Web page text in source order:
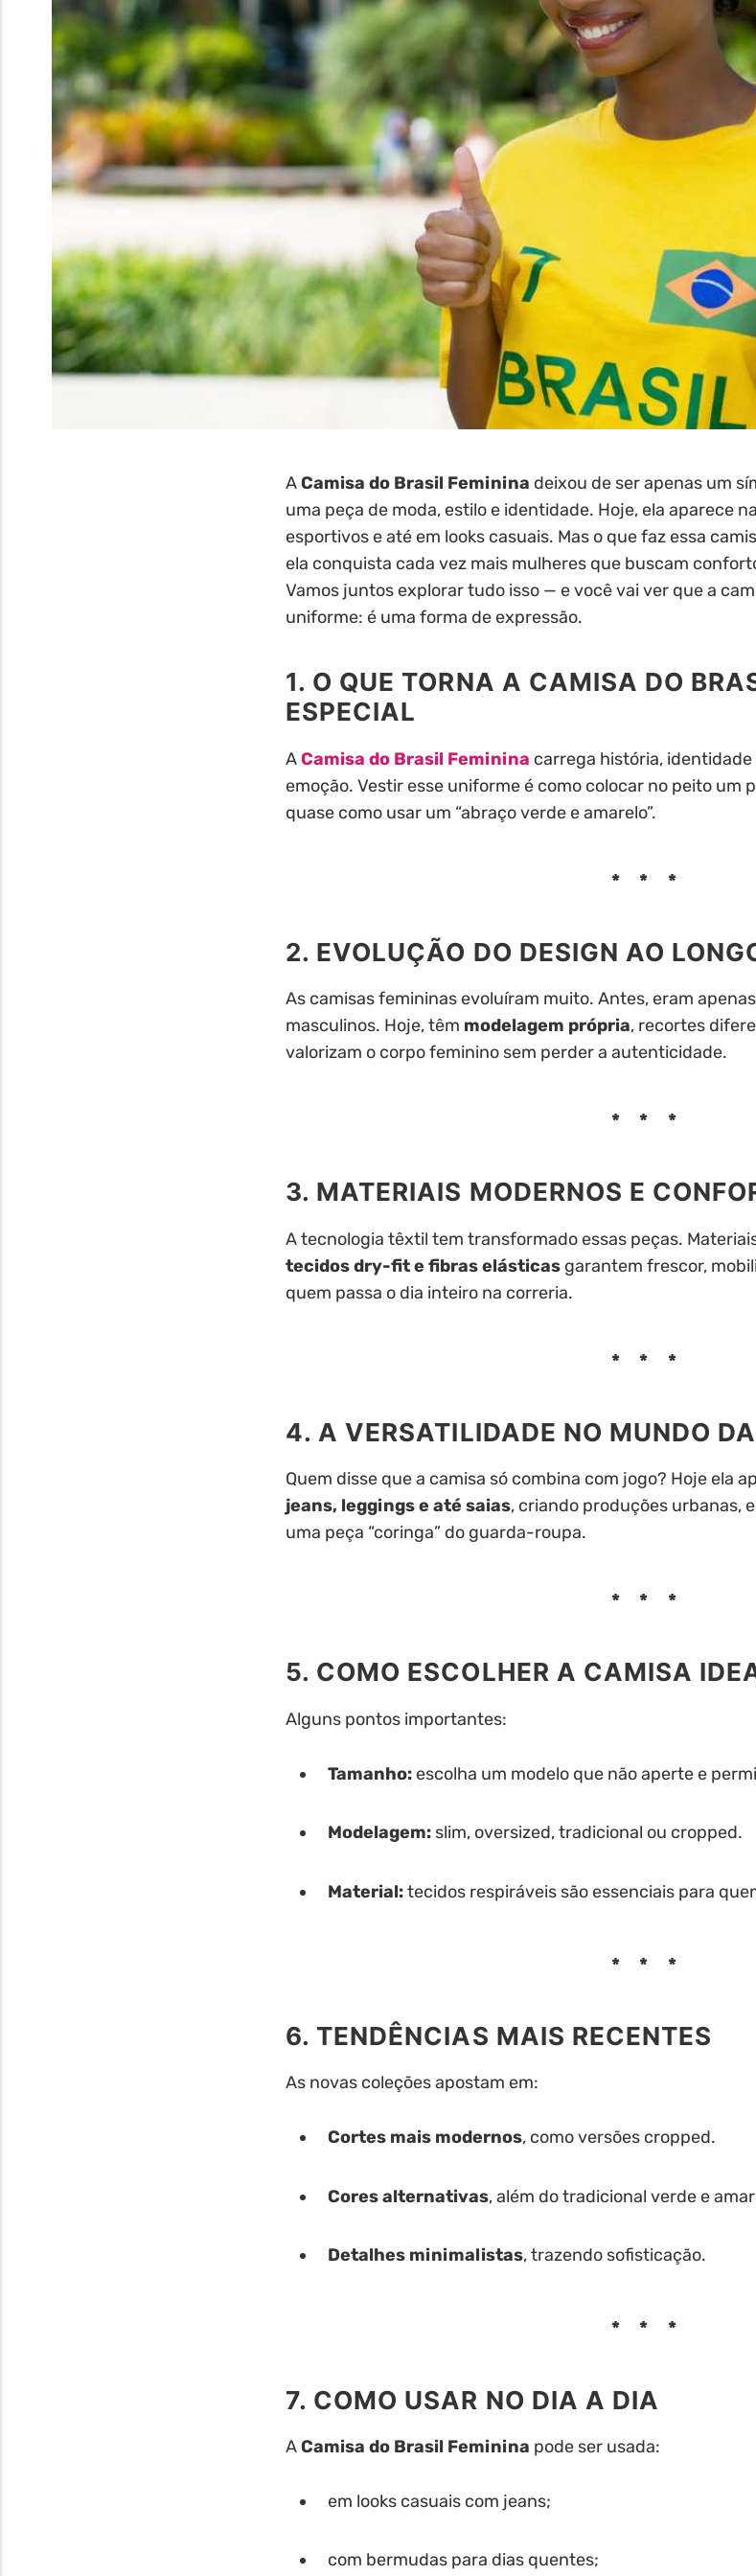
ACamisa do Brasil Feminina deixou de ser apenas um
uma peça de moda, estilo e identidade. Hoje, ela aparece
esportivos e até em looks casuais. Mas o que faz essa
ela conquista cada vez mais mulheres que buscam
Vamos juntos explorar tudo isso — e você vai ver que a
uniforme: é uma forma de expressão.
1. O QUE TORNA A CAMISA DO
ESPECIAL
ACamisa do Brasil Feminina carrega história,
emoção. Vestir esse uniforme é como colocar no peito um
quase como usar um “abraço verde e amarelo”.
2. EVOLUÇÃO DO DESIGN AO
As camisas femininas evoluíram muito. Antes, eram
masculinos. Hoje, têm modelagem própria, recortes
valorizam o corpo feminino sem perder a autenticidade.
3. MATERIAIS MODERNOS E
A tecnologia têxtil tem transformado essas peças.
tecidos dry-fit e fibras elásticas garantem frescor,
quem passa o dia inteiro na correria.
4. A VERSATILIDADE NO MUNDO
Quem disse que a camisa só combina com jogo? Hoje ela
jeans, leggings e até saias, criando produções urbanas,
uma peça “coringa” do guarda-roupa.
5. COMO ESCOLHER A CAMISA
Alguns pontos importantes:
Tamanho: escolha um modelo que não aperte e
Modelagem: slim, oversized, tradicional ou cropped.
Material:tecidos respiráveis são essenciais para
6. TENDÊNCIAS MAIS RECENTES
As novas coleções apostam em:
Cortes mais modernos, como versões cropped.
Cores alternativas, além do tradicional verde e
Detalhes minimalistas, trazendo sofisticação.
7. COMO USAR NO DIA A DIA
ACamisa do Brasil Feminina pode ser usada:
em looks casuais com jeans;
com bermudas para dias quentes;